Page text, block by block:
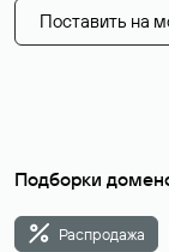
Поставить на
Подборки
Распродажа